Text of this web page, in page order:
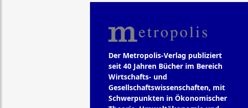
Der Metropolis-Verlag publiziert
seit 40 Jahren Bücher im Bereich
Wirtschafts- und
Gesellschaftswissenschaften, mit
Schwerpunkten in Ökonomischer